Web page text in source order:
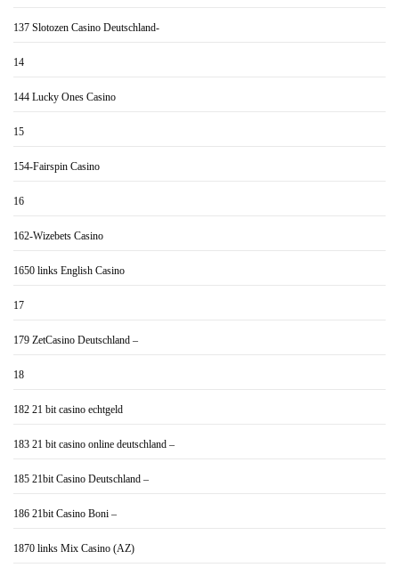
137 Slotozen Casino Deutschland-
14
144 Lucky Ones Casino
15
154-Fairspin Casino
16
162-Wizebets Casino
1650 links English Casino
17
179 ZetCasino Deutschland –
18
182 21 bit casino echtgeld
183 21 bit casino online deutschland –
185 21bit Casino Deutschland –
186 21bit Casino Boni –
1870 links Mix Casino (AZ)